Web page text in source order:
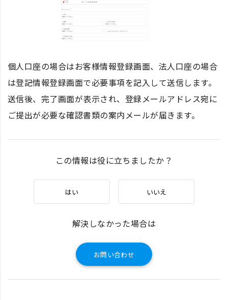
個人口座の場合はお客様情報登録画面、法人口座の場合
は登記情報登録画面で必要事項を記入して送信します。
送信後、完了画面が表示され、登録メールアドレス宛に
ご提出が必要な確認書類の案内メールが届きます。
この情報は役に立ちましたか？
はい いいえ
解決しなかった場合は
お問い合わせ